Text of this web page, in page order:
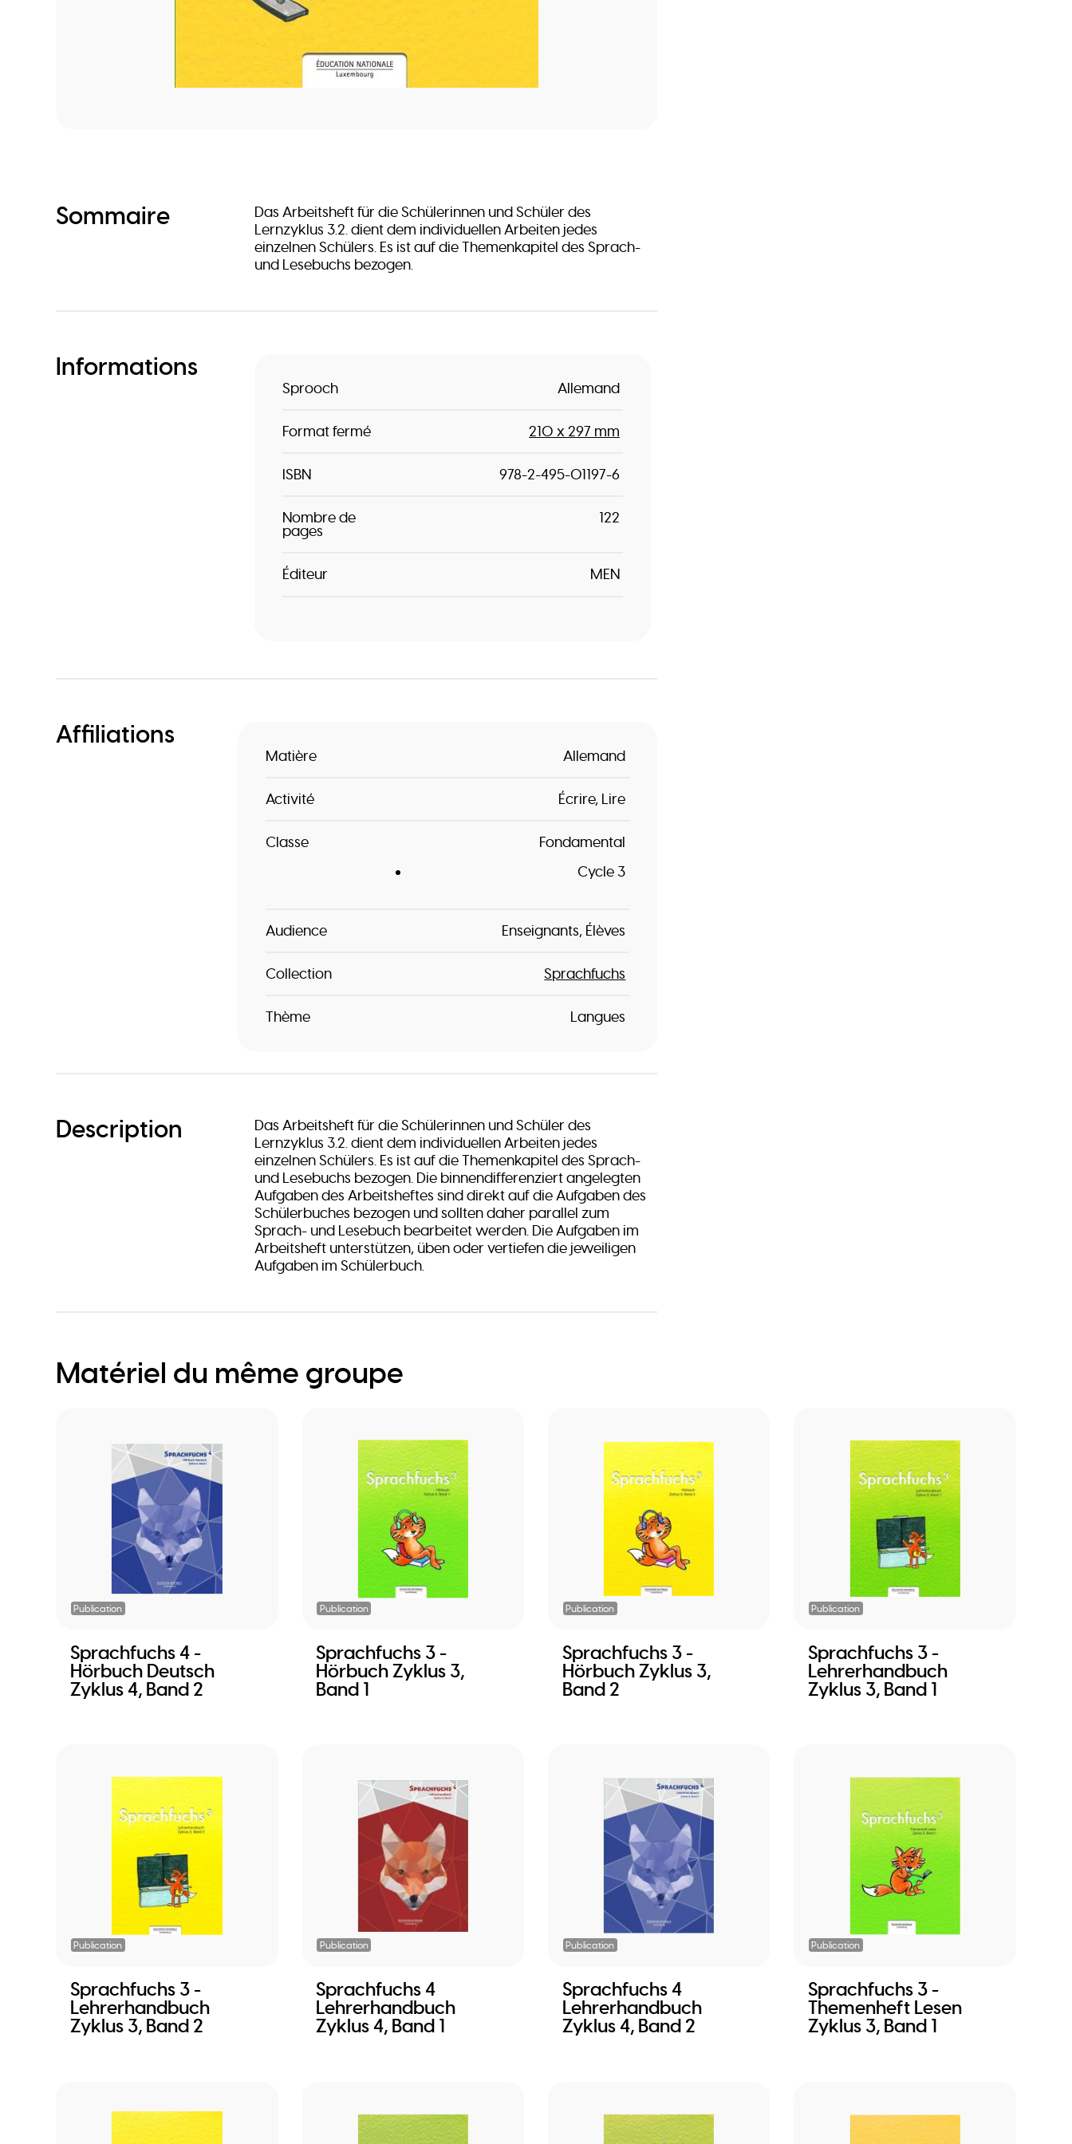
Sommaire
Das Arbeitsheft für die Schülerinnen und Schüler des
Lernzyklus 3.2. dient dem individuellen Arbeiten jedes
einzelnen Schülers. Es ist auf die Themenkapitel des Sprach-
und Lesebuchs bezogen.
Informations
Sprooch Allemand
Format fermé 210 x 297 mm
ISBN 978-2-495-01197-6
Nombre de
pages
122
Éditeur MEN
Affiliations
Matière Allemand
Activité Écrire Lire
Classe
Fondamental
Cycle 3
Audience Enseignants Élèves
Collection Sprachfuchs
Thème Langues
Description
Das Arbeitsheft für die Schülerinnen und Schüler des
Lernzyklus 3.2. dient dem individuellen Arbeiten jedes
einzelnen Schülers. Es ist auf die Themenkapitel des Sprach-
und Lesebuchs bezogen. Die binnendifferenziert angelegten
Aufgaben des Arbeitsheftes sind direkt auf die Aufgaben des
Schülerbuches bezogen und sollten daher parallel zum
Sprach- und Lesebuch bearbeitet werden. Die Aufgaben im
Arbeitsheft unterstützen, üben oder vertiefen die jeweiligen
Aufgaben im Schülerbuch.
Matériel du même groupe
Publication
Sprachfuchs 4 -
Hörbuch Deutsch
Zyklus 4, Band 2
Publication
Sprachfuchs 3 -
Hörbuch Zyklus 3,
Band 1
Publication
Sprachfuchs 3 -
Hörbuch Zyklus 3,
Band 2
Publication
Sprachfuchs 3 -
Lehrerhandbuch
Zyklus 3, Band 1
Publication
Sprachfuchs 3 -
Lehrerhandbuch
Zyklus 3, Band 2
Publication
Sprachfuchs 4
Lehrerhandbuch
Zyklus 4, Band 1
Publication
Sprachfuchs 4
Lehrerhandbuch
Zyklus 4, Band 2
Publication
Sprachfuchs 3 -
Themenheft Lesen
Zyklus 3, Band 1